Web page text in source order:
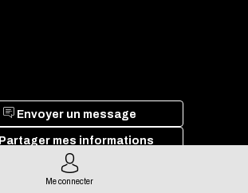
Envoyer un message
Partager mes informations
Me connecter